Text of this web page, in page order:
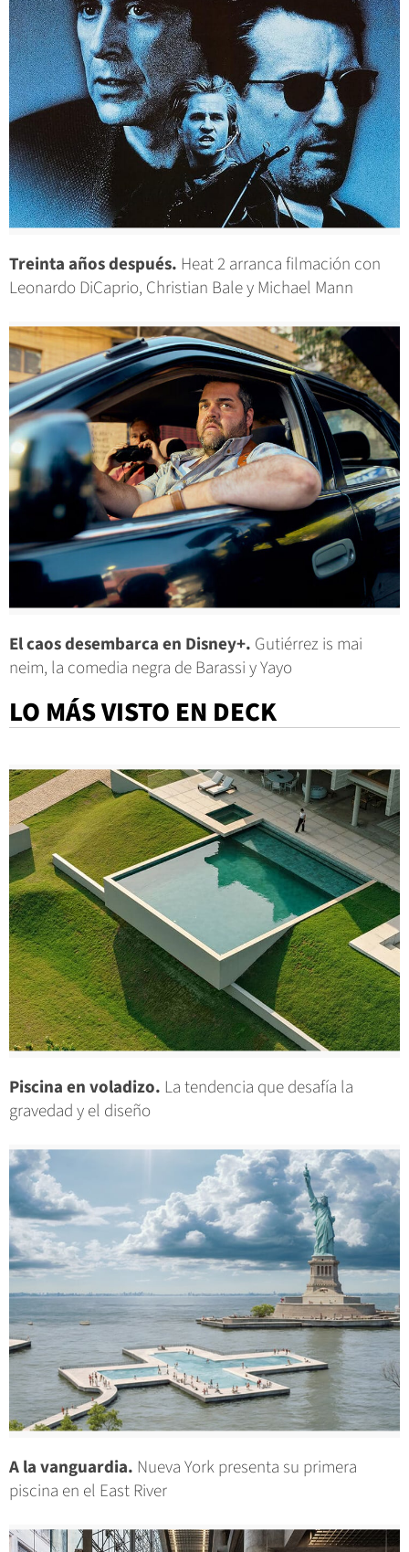
Treinta años después. Heat 2 arranca filmación con
Leonardo DiCaprio, Christian Bale y Michael Mann
El caos desembarca en Disney+. Gutiérrez is mai
neim, la comedia negra de Barassi y Yayo
LO MÁS VISTO EN DECK
Piscina en voladizo. La tendencia que desafía la
gravedad y el diseño
A la vanguardia. Nueva York presenta su primera
piscina en el East River